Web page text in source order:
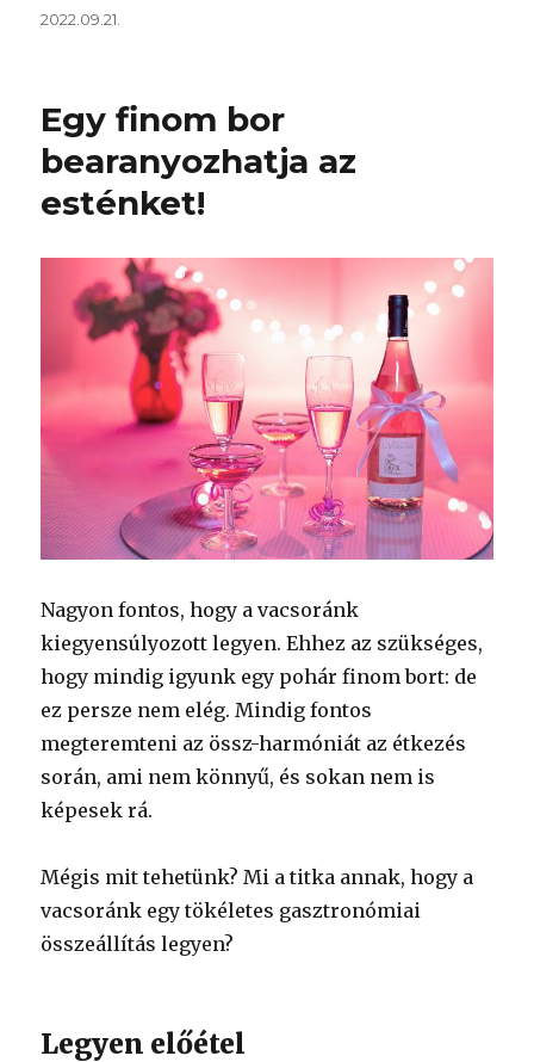
Közzétéve
2022.09.21.
Egy finom bor
bearanyozhatja az
esténket!
Nagyon fontos, hogy a vacsoránk
kiegyensúlyozott legyen. Ehhez az szükséges,
hogy mindig igyunk egy pohár finom bort: de
ez persze nem elég. Mindig fontos
megteremteni az össz-harmóniát az étkezés
során, ami nem könnyű, és sokan nem is
képesek rá.
Mégis mit tehetünk? Mi a titka annak, hogy a
vacsoránk egy tökéletes gasztronómiai
összeállítás legyen?
Legyen előétel